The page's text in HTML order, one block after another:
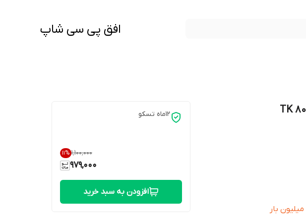
افق پی سی شاپ
12ماه تسکو
۱٬۱۰۰٬۰۰۰ 11%
979,000
افزودن به سبد خرید